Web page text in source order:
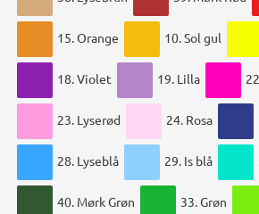
15. Orange 10. Sol gul
18. Violet 19. Lilla
23. Lyserød 24. Rosa
28. Lyseblå 29. Is blå
40. Mørk Grøn 33. Grøn